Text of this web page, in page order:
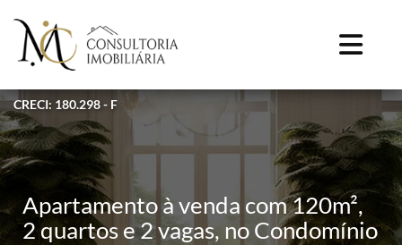
CRECI: 180.298 - F
Apartamento à venda com 120m²,
2 quartos e 2 vagas, no Condomínio